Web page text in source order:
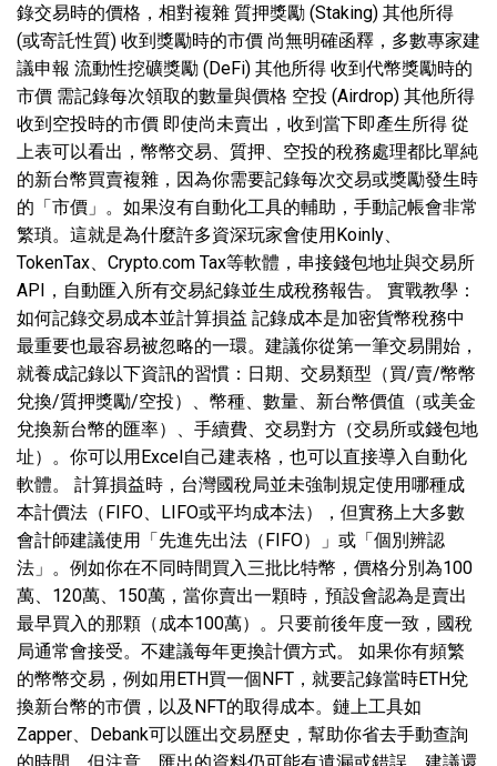
錄交易時的價格，相對複雜 質押獎勵 (Staking) 其他所得
(或寄託性質) 收到獎勵時的市價 尚無明確函釋，多數專家建
議申報 流動性挖礦獎勵 (DeFi) 其他所得 收到代幣獎勵時的
市價 需記錄每次領取的數量與價格 空投 (Airdrop) 其他所得
收到空投時的市價 即使尚未賣出，收到當下即產生所得 從
上表可以看出，幣幣交易、質押、空投的稅務處理都比單純
的新台幣買賣複雜，因為你需要記錄每次交易或獎勵發生時
的「市價」。如果沒有自動化工具的輔助，手動記帳會非常
繁瑣。這就是為什麼許多資深玩家會使用Koinly、
TokenTax、Crypto.com Tax等軟體，串接錢包地址與交易所
API，自動匯入所有交易紀錄並生成稅務報告。 實戰教學：
如何記錄交易成本並計算損益 記錄成本是加密貨幣稅務中
最重要也最容易被忽略的一環。建議你從第一筆交易開始，
就養成記錄以下資訊的習慣：日期、交易類型（買/賣/幣幣
兌換/質押獎勵/空投）、幣種、數量、新台幣價值（或美金
兌換新台幣的匯率）、手續費、交易對方（交易所或錢包地
址）。你可以用Excel自己建表格，也可以直接導入自動化
軟體。 計算損益時，台灣國稅局並未強制規定使用哪種成
本計價法（FIFO、LIFO或平均成本法），但實務上大多數
會計師建議使用「先進先出法（FIFO）」或「個別辨認
法」。例如你在不同時間買入三批比特幣，價格分別為100
萬、120萬、150萬，當你賣出一顆時，預設會認為是賣出
最早買入的那顆（成本100萬）。只要前後年度一致，國稅
局通常會接受。不建議每年更換計價方式。 如果你有頻繁
的幣幣交易，例如用ETH買一個NFT，就要記錄當時ETH兌
換新台幣的市價，以及NFT的取得成本。鏈上工具如
Zapper、Debank可以匯出交易歷史，幫助你省去手動查詢
的時間。但注意，匯出的資料仍可能有遺漏或錯誤，建議還